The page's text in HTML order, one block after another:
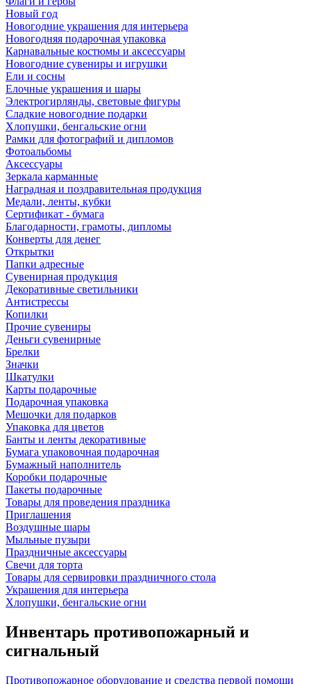
Новый год
Новогодние украшения для интерьера
Новогодняя подарочная упаковка
Карнавальные костюмы и аксессуары
Новогодние сувениры и игрушки
Ели и сосны
Елочные украшения и шары
Электрогирлянды, световые фигуры
Сладкие новогодние подарки
Хлопушки, бенгальские огни
Рамки для фотографий и дипломов
Фотоальбомы
Аксессуары
Зеркала карманные
Наградная и поздравительная продукция
Медали, ленты, кубки
Сертификат - бумага
Благодарности, грамоты, дипломы
Конверты для денег
Открытки
Папки адресные
Сувенирная продукция
Декоративные светильники
Антистрессы
Копилки
Прочие сувениры
Деньги сувенирные
Брелки
Значки
Шкатулки
Карты подарочные
Подарочная упаковка
Мешочки для подарков
Упаковка для цветов
Банты и ленты декоративные
Бумага упаковочная подарочная
Бумажный наполнитель
Коробки подарочные
Пакеты подарочные
Товары для проведения праздника
Приглашения
Воздушные шары
Мыльные пузыри
Праздничные аксессуары
Свечи для торта
Товары для сервировки праздничного стола
Украшения для интерьера
Хлопушки, бенгальские огни
Инвентарь противопожарный и
сигнальный
Противопожарное оборудование и средства первой помощи